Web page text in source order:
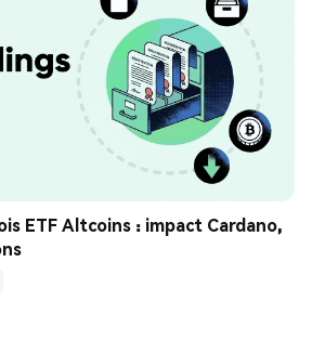
ETF Altcoins : impact Cardano,